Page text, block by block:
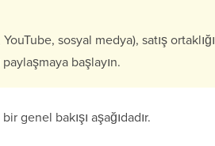
sosyal medya), satış ortaklığı
paylaşmaya başlayın.
genel bakışı aşağıdadır.